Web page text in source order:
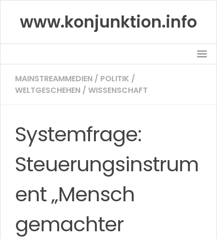
contentwww.konjunktion.info
MAINSTREAMMEDIEN / POLITIK /
WELTGESCHEHEN / WISSENSCHAFT
Systemfrage:
Steuerungsinstrum
ent „Mensch
gemachter